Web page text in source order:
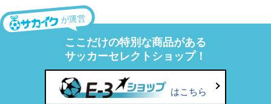
が運営
ここだけの特別な商品がある
サッカーセレクトショップ！
はこちら